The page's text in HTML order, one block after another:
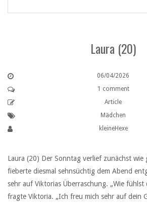
Laura (20)
06/04/2026
1 comment
Article
Mädchen
kleineHexe
Laura (20) Der Sonntag verlief zunächst wie
fieberte diesmal sehnsüchtig dem Abend
sehr auf Viktorias Überraschung. „Wie fühlst
fragte Viktoria. „Ich freu mich sehr auf dein